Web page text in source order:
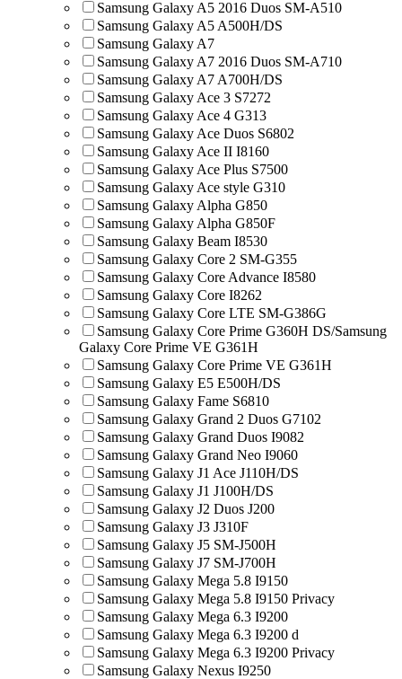
Samsung Galaxy A5 2016 Duos SM-A510
Samsung Galaxy A5 A500H/DS
Samsung Galaxy A7
Samsung Galaxy A7 2016 Duos SM-A710
Samsung Galaxy A7 A700H/DS
Samsung Galaxy Ace 3 S7272
Samsung Galaxy Ace 4 G313
Samsung Galaxy Ace Duos S6802
Samsung Galaxy Ace II I8160
Samsung Galaxy Ace Plus S7500
Samsung Galaxy Ace style G310
Samsung Galaxy Alpha G850
Samsung Galaxy Alpha G850F
Samsung Galaxy Beam I8530
Samsung Galaxy Core 2 SM-G355
Samsung Galaxy Core Advance I8580
Samsung Galaxy Core I8262
Samsung Galaxy Core LTE SM-G386G
Samsung Galaxy Core Prime G360H DS/Samsung
Galaxy Core Prime VE G361H
Samsung Galaxy Core Prime VE G361H
Samsung Galaxy E5 E500H/DS
Samsung Galaxy Fame S6810
Samsung Galaxy Grand 2 Duos G7102
Samsung Galaxy Grand Duos I9082
Samsung Galaxy Grand Neo I9060
Samsung Galaxy J1 Ace J110H/DS
Samsung Galaxy J1 J100H/DS
Samsung Galaxy J2 Duos J200
Samsung Galaxy J3 J310F
Samsung Galaxy J5 SM-J500H
Samsung Galaxy J7 SM-J700H
Samsung Galaxy Mega 5.8 I9150
Samsung Galaxy Mega 5.8 I9150 Privacy
Samsung Galaxy Mega 6.3 I9200
Samsung Galaxy Mega 6.3 I9200 d
Samsung Galaxy Mega 6.3 I9200 Privacy
Samsung Galaxy Nexus I9250